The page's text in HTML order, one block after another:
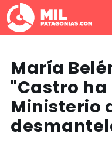
María
"Castro
Ministerio